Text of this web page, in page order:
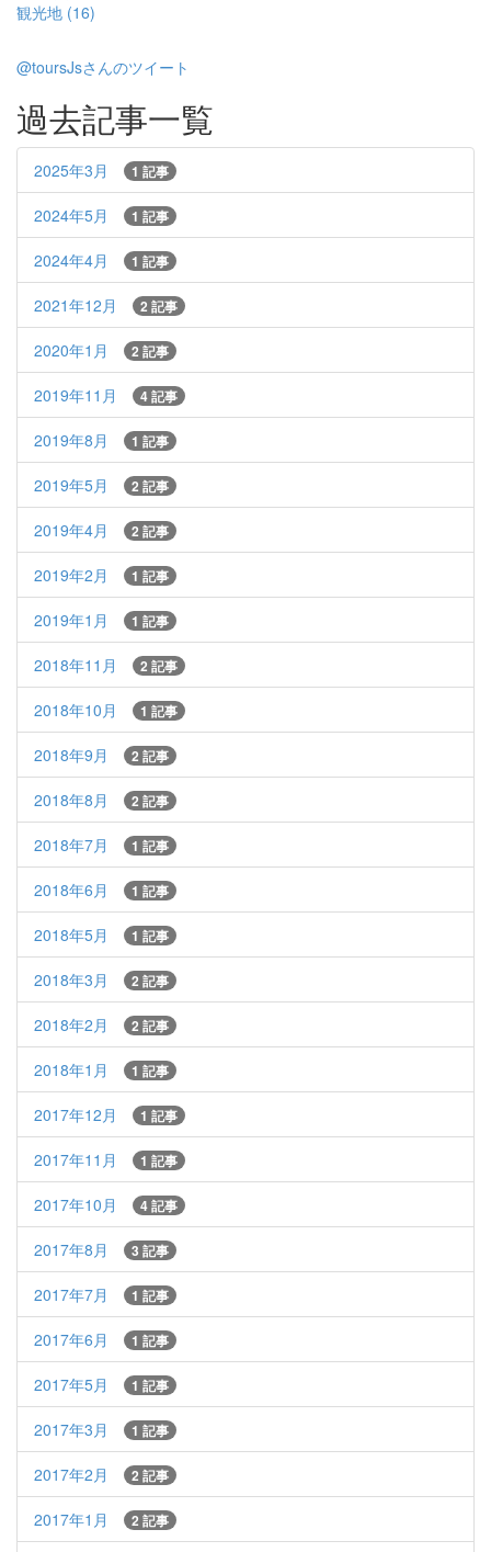
観光地 (16)
@toursJsさんのツイート
過去記事一覧
2025年3月 1 記事
2024年5月 1 記事
2024年4月 1 記事
2021年12月 2 記事
2020年1月 2 記事
2019年11月 4 記事
2019年8月 1 記事
2019年5月 2 記事
2019年4月 2 記事
2019年2月 1 記事
2019年1月 1 記事
2018年11月 2 記事
2018年10月 1 記事
2018年9月 2 記事
2018年8月 2 記事
2018年7月 1 記事
2018年6月 1 記事
2018年5月 1 記事
2018年3月 2 記事
2018年2月 2 記事
2018年1月 1 記事
2017年12月 1 記事
2017年11月 1 記事
2017年10月 4 記事
2017年8月 3 記事
2017年7月 1 記事
2017年6月 1 記事
2017年5月 1 記事
2017年3月 1 記事
2017年2月 2 記事
2017年1月 2 記事